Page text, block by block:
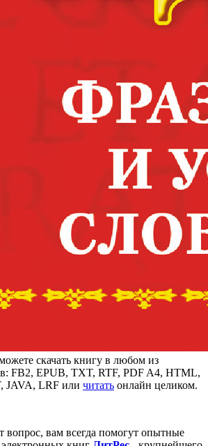
скачать книгу в любом из
FB2, EPUB, TXT, RTF, PDF A4, HTML,
JAVA, LRF или читать онлайн целиком.
вопрос, вам всегда помогут опытные